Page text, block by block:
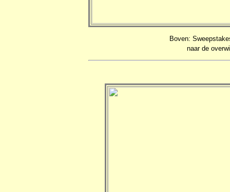
Boven:
naar de